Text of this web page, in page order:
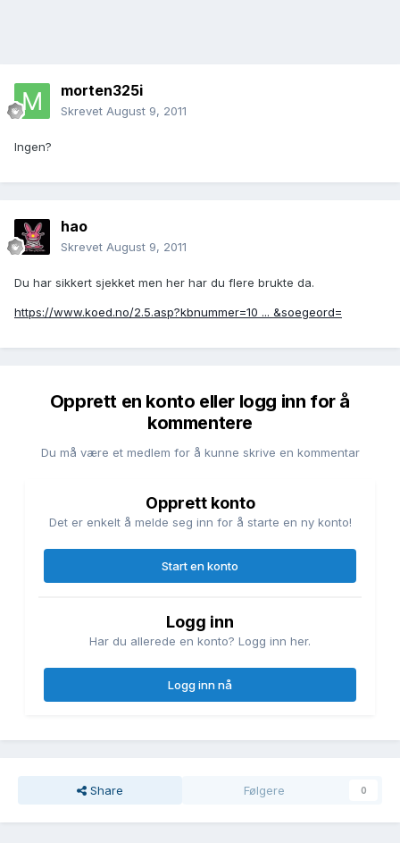
morten325i
Skrevet August 9, 2011
Ingen?
hao
Skrevet August 9, 2011
Du har sikkert sjekket men her har du flere brukte da.
https://www.koed.no/2.5.asp?kbnummer=10 ... &soegeord=
Opprett en konto eller logg inn for å
kommentere
Du må være et medlem for å kunne skrive en kommentar
Opprett konto
Det er enkelt å melde seg inn for å starte en ny konto!
Start en konto
Logg inn
Har du allerede en konto? Logg inn her.
Logg inn nå
Share Følgere 0